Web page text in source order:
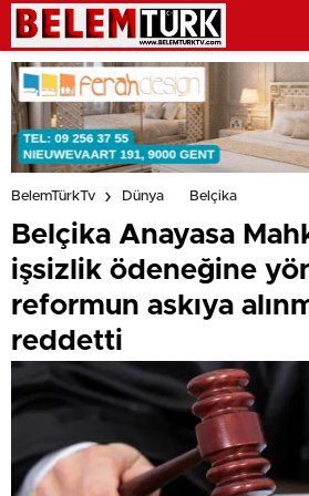
BelemTürkTv Dünya Belçika
Belçika Anayasa
işsizlik ödeneğine
reformun askıya
reddetti